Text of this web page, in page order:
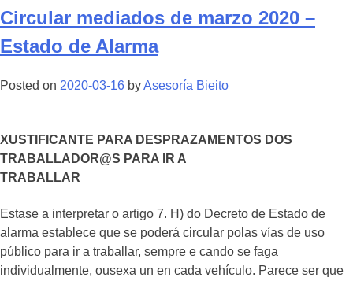
Circular mediados de marzo 2020 –
Estado de Alarma
Posted on 2020-03-16 byAsesoría Bieito
XUSTIFICANTE PARA DESPRAZAMENTOS DOS
TRABALLADOR@S PARA IR A
TRABALLAR
Estase a interpretar o artigo 7. H) do Decreto de Estado de
alarma establece que se poderá circular polas vías de uso
público para ir a traballar, sempre e cando se faga
individualmente, ousexa un en cada vehículo. Parece ser que